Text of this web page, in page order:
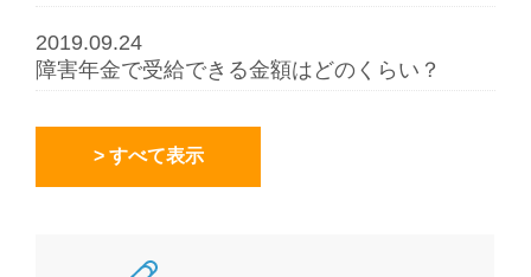
2019.09.24
障害年金で受給できる金額はどのくらい？
> すべて表示